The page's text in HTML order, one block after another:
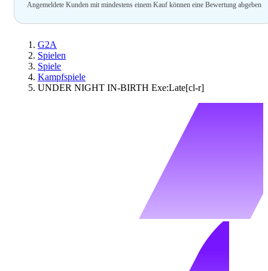
Angemeldete Kunden mit mindestens einem Kauf können eine Bewertung abgeben
G2A
Spielen
Spiele
Kampfspiele
UNDER NIGHT IN-BIRTH Exe:Late[cl-r]